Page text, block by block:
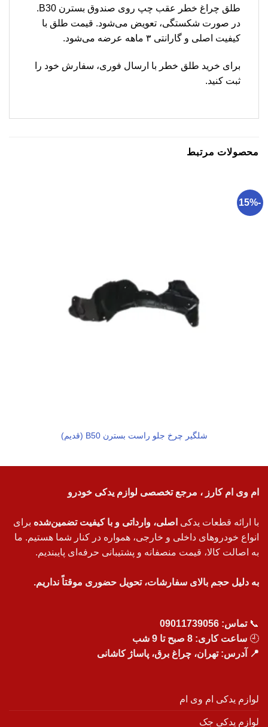
طلق چراغ خطر عقب چپ روی صندوق بسترن B30.
در صورت شکستگی، تعویض می‌شود. قیمت طلق با
کیفیت اصلی و گارانتی ۳ ماهه عرضه می‌شود.
برای خرید طلق خطر با ارسال فوری، سفارش خود را
ثبت کنید.
محصولات مرتبط
-15%
شلگیر چرخ جلو راست بسترن B50 (قدیم)
ام وی ام کارز ، مرجع تخصصی لوازم یدکی خودرو
با ارائه قطعات یدکی اصلی، وارداتی و با کیفیت تضمین‌شده برای
انواع خودروهای داخلی و خارجی، همواره در کنار شما هستیم. ما
به اصالت کالا، قیمت منصفانه و پشتیبانی حرفه‌ای پایبندیم.
به دلیل حجم بالای سفارشات، تحویل حضوری موقتاً نداریم.
📞تماس: 09011739056
🕘 ساعت کاری: 8 صبح تا 9 شب
📍 آدرس: تهران، چراغ برق، پاساژ کاشانی
لوازم یدکی ام وی ام
لوازم یدکی جک